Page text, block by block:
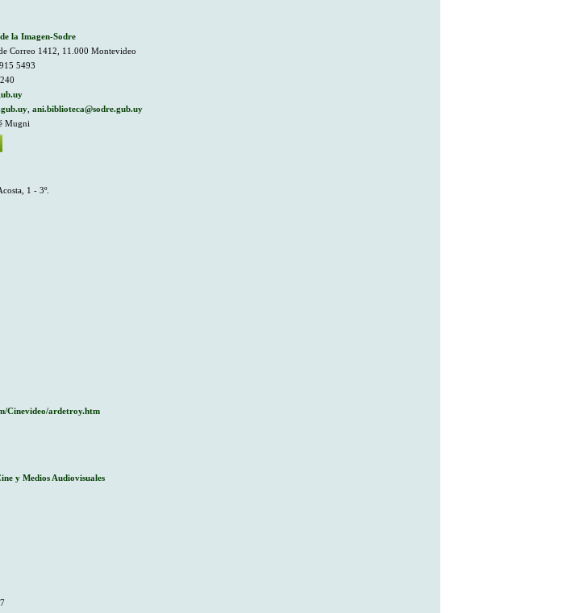
la Imagen-Sodre
Correo 1412, 11.000 Montevideo
5493
ani.biblioteca@sodre.gub.uy
Mugni
1 - 3º.
Cinevideo/ardetroy.htm
y Medios Audiovisuales